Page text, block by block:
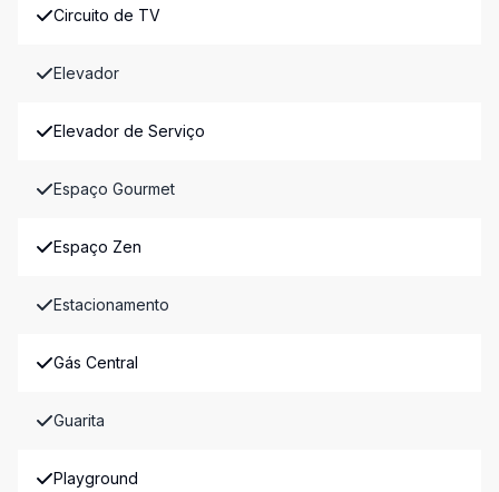
Circuito de TV
Elevador
Elevador de Serviço
Espaço Gourmet
Espaço Zen
Estacionamento
Gás Central
Guarita
Playground